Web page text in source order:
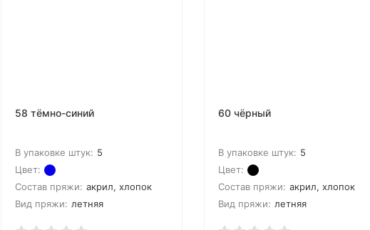
58 тёмно-синий
В упаковке штук: 5
Цвет:
Состав пряжи: акрил, хлопок
Вид пряжи: летняя
60 чёрный
В упаковке штук: 5
Цвет:
Состав пряжи: акрил, хлопок
Вид пряжи: летняя